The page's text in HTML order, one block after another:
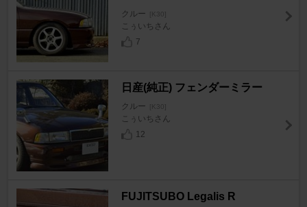
クルー [K30]
こぅいちさん
7
日産(純正) フェンダーミラー
クルー [K30]
こぅいちさん
12
FUJITSUBO Legalis R